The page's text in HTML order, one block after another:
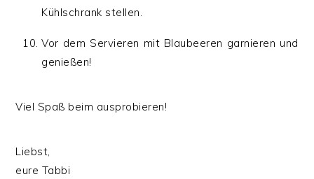
Kühlschrank stellen.
Vor dem Servieren mit Blaubeeren garnieren und
genießen!
Viel Spaß beim ausprobieren!
Liebst,
eure Tabbi